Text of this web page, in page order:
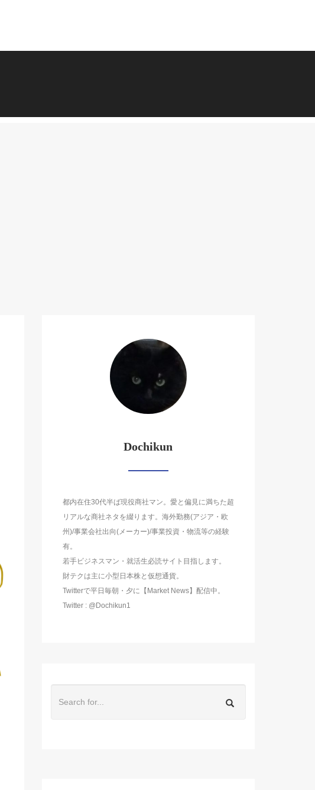
Dochikun
都内在住30代半ば現役商社マン。愛と偏見に満ちた超
リアルな商社ネタを綴ります。海外勤務(アジア・欧
州)/事業会社出向(メーカー)/事業投資・物流等の経験
有。
若手ビジネスマン・就活生必読サイト目指します。
財テクは主に小型日本株と仮想通貨。
Twitterで平日毎朝・夕に【Market News】配信中。
Twitter : @Dochikun1